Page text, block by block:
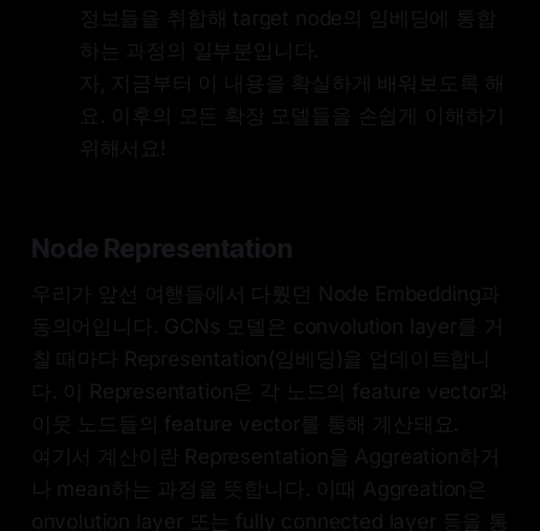
정보들을 취합해 target node의 임베딩에 통합
하는 과정의 일부분입니다.
자, 지금부터 이 내용을 확실하게 배워보도록 해
요. 이후의 모든 확장 모델들을 손쉽게 이해하기
위해서요!
Node Representation
우리가 앞선 여행들에서 다뤘던 Node Embedding과
동의어입니다. GCNs 모델은 convolution layer를 거
칠 때마다 Representation(임베딩)을 업데이트합니
다. 이 Representation은 각 노드의 feature vector와
이웃 노드들의 feature vector를 통해 계산돼요.
여기서 계산이란 Representation을 Aggreation하거
나 mean하는 과정을 뜻합니다. 이때 Aggreation은
onvolution layer 또는 fully connected layer 등을 통